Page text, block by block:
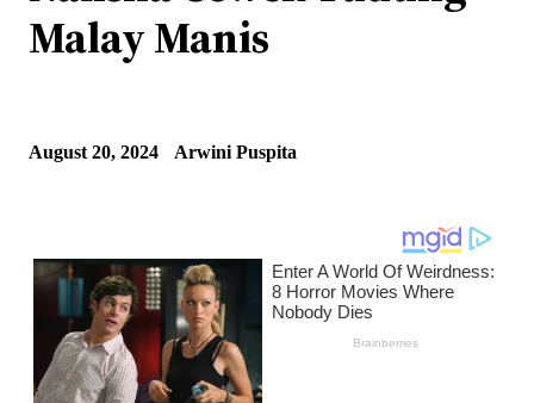
Malay Manis
August 20, 2024 Arwini Puspita